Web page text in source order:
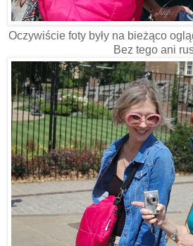
Oczywiście foty były na bieżąco
Bez tego ani